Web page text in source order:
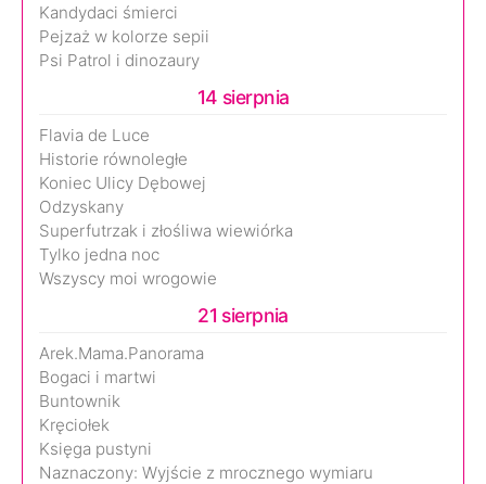
Kandydaci śmierci
Pejzaż w kolorze sepii
Psi Patrol i dinozaury
14 sierpnia
Flavia de Luce
Historie równoległe
Koniec Ulicy Dębowej
Odzyskany
Superfutrzak i złośliwa wiewiórka
Tylko jedna noc
Wszyscy moi wrogowie
21 sierpnia
Arek.Mama.Panorama
Bogaci i martwi
Buntownik
Kręciołek
Księga pustyni
Naznaczony: Wyjście z mrocznego wymiaru